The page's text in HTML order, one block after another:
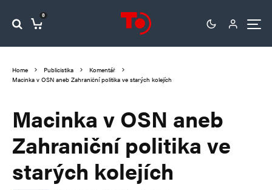
0
Home Publicistika
Komentář
Macinka v OSN aneb Zahraniční politika ve starých kolejích
Macinka v OSN aneb
Zahraniční politika ve
starých kolejích